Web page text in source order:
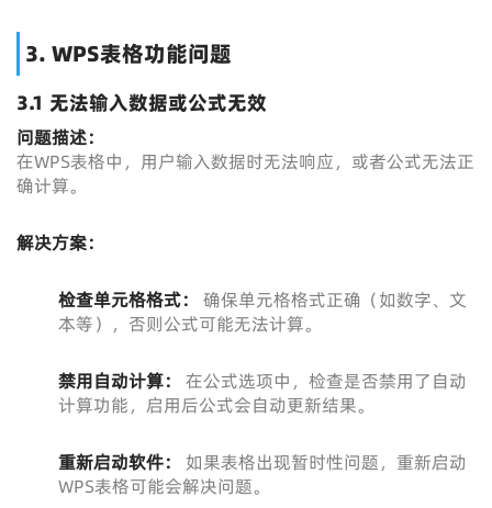
3. WPS表格功能问题
3.1 无法输入数据或公式无效
问题描述：
在WPS表格中，用户输入数据时无法响应，或者公式无法正
确计算。
解决方案：
检查单元格格式：
确保单元格格式正确（如数字、文
本等），否则公式可能无法计算。
禁用自动计算：
在公式选项中，检查是否禁用了自动
计算功能，启用后公式会自动更新结果。
重新启动软件：
如果表格出现暂时性问题，重新启动
WPS表格可能会解决问题。